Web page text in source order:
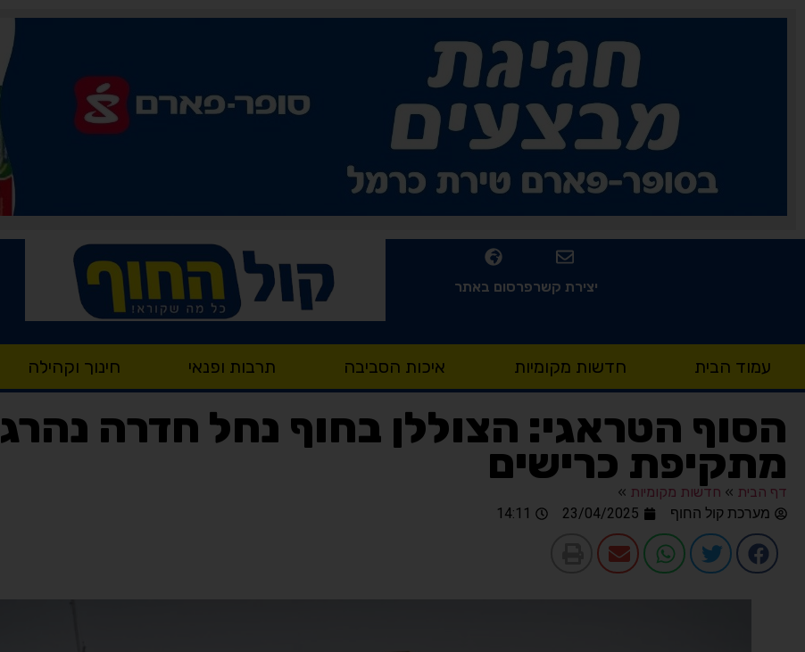
פרסום באתריצירת קשר
עמוד הבית חדשות מקומיות איכות הסביבה תרבות ופנאי חינוך וקהילה
הסוף הטראגי: הצוללן בחוף נחל חדרה נהרג
מתקיפת כרישים
דף הבית » חדשות מקומיות »
מערכת קול החוף
23/04/2025
14:11